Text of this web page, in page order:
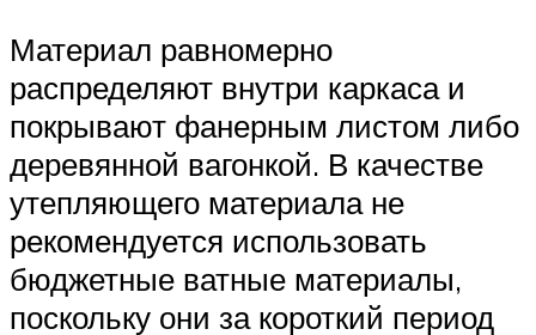
Материал равномерно
распределяют внутри каркаса и
покрывают фанерным листом либо
деревянной вагонкой. В качестве
утепляющего материала не
рекомендуется использовать
бюджетные ватные материалы,
поскольку они за короткий период